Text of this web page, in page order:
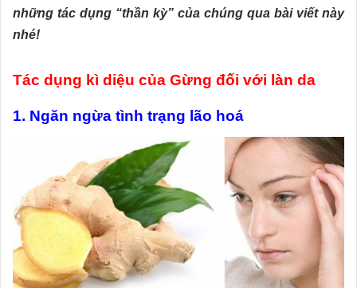
những tác dụng “thần kỳ” của chúng qua bài viết này
nhé!
Tác dụng kì diệu của Gừng đối với làn da
1. Ngăn ngừa tình trạng lão hoá